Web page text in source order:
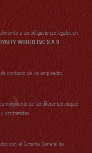
a las obligaciones legales en
WORLD INC S.A.S.
contacto de los empleados.
de las diferentes etapas
contratistas.
con el Sistema General de